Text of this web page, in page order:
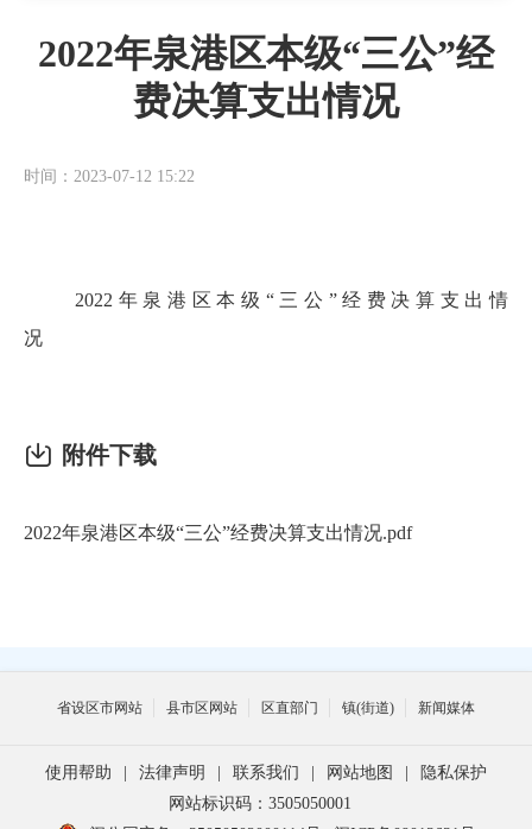
2022年泉港区本级“三公”经
费决算支出情况
时间：2023-07-12 15:22
2022年泉港区本级“三公”经费决算支出情
况
附件下载
2022年泉港区本级“三公”经费决算支出情况.pdf
省设区市网站 县市区网站 区直部门 镇(街道) 新闻媒体
使用帮助 | 法律声明 | 联系我们 | 网站地图 |
隐私保护
网站标识码：3505050001